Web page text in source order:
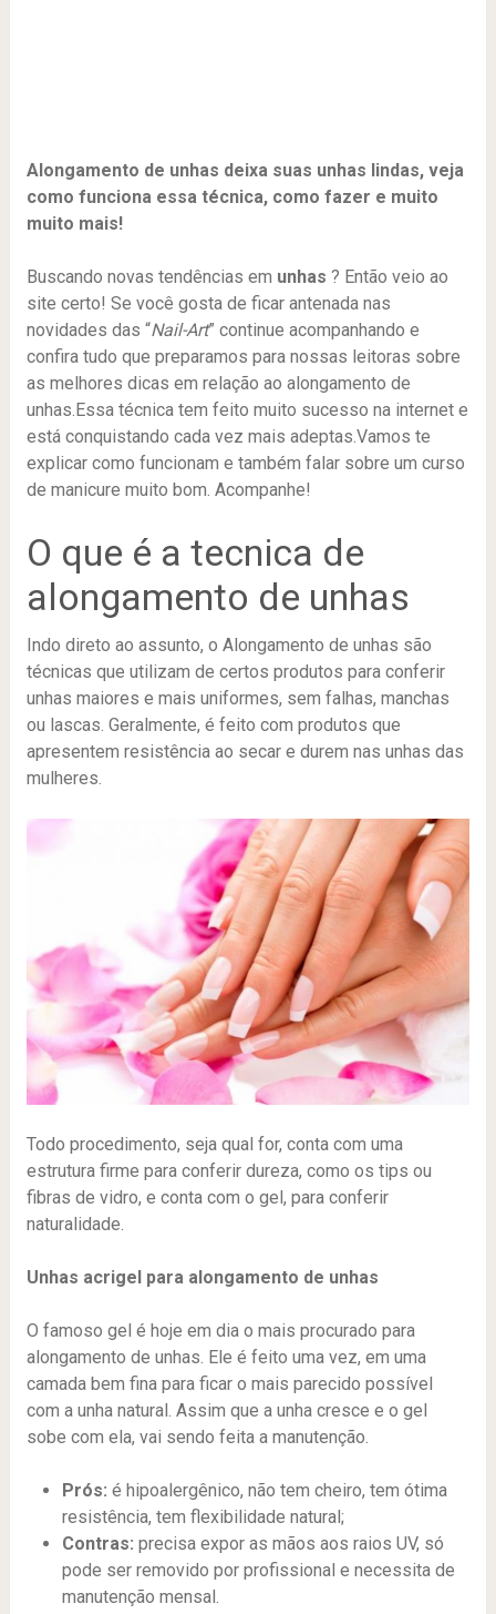
Alongamento de unhas deixa suas unhas lindas, veja
como funciona essa técnica, como fazer e muito
muito mais!
Buscando novas tendências em unhas ? Então veio ao
site certo! Se você gosta de ficar antenada nas
novidades das “Nail-Art” continue acompanhando e
confira tudo que preparamos para nossas leitoras sobre
as melhores dicas em relação ao alongamento de
unhas.Essa técnica tem feito muito sucesso na internet e
está conquistando cada vez mais adeptas.Vamos te
explicar como funcionam e também falar sobre um curso
de manicure muito bom. Acompanhe!
O que é a tecnica de
alongamento de unhas
Indo direto ao assunto, o Alongamento de unhas são
técnicas que utilizam de certos produtos para conferir
unhas maiores e mais uniformes, sem falhas, manchas
ou lascas. Geralmente, é feito com produtos que
apresentem resistência ao secar e durem nas unhas das
mulheres.
Todo procedimento, seja qual for, conta com uma
estrutura firme para conferir dureza, como os tips ou
fibras de vidro, e conta com o gel, para conferir
naturalidade.
Unhas acrigel para alongamento de unhas
O famoso gel é hoje em dia o mais procurado para
alongamento de unhas. Ele é feito uma vez, em uma
camada bem fina para ficar o mais parecido possível
com a unha natural. Assim que a unha cresce e o gel
sobe com ela, vai sendo feita a manutenção.
Prós: é hipoalergênico, não tem cheiro, tem ótima
resistência, tem flexibilidade natural;
Contras: precisa expor as mãos aos raios UV, só
pode ser removido por profissional e necessita de
manutenção mensal.